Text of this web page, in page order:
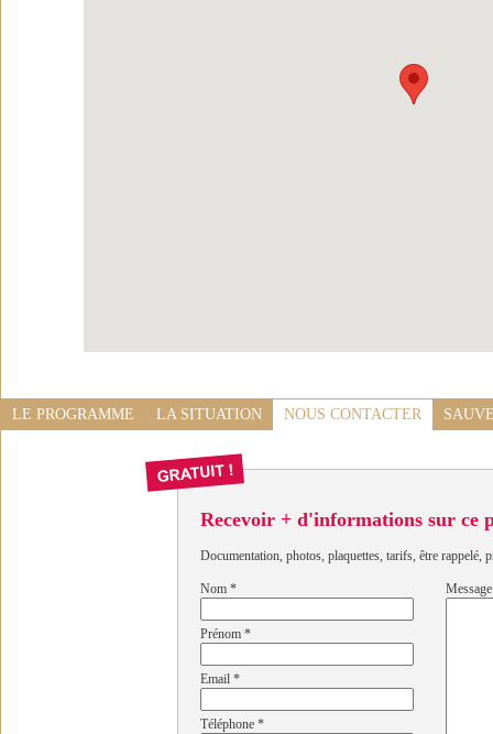
LE PROGRAMME LA SITUATION NOUS CONTACTER
Recevoir + d'informations sur ce
Documentation, photos, plaquettes, tarifs, être rappelé,
Nom *
Prénom *
Email *
Téléphone *
Message